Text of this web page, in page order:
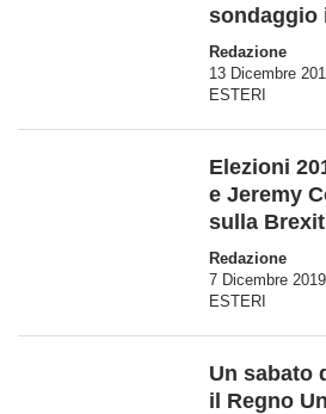
sondaggio
Redazione
13 Dicembre
ESTERI
Elezioni
e Jeremy
sulla Brexit
Redazione
7 Dicembre 2019
ESTERI
Un sabato
il Regno